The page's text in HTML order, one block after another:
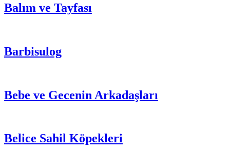
Balım ve Tayfası
Barbisulog
Bebe ve Gecenin Arkadaşları
Belice Sahil Köpekleri